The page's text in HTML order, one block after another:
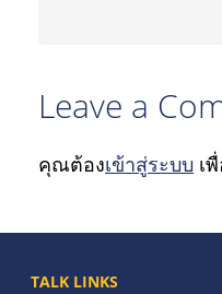
Leave a
คุณต้องเข้าสู่ระบบ เ
TALK LINKS